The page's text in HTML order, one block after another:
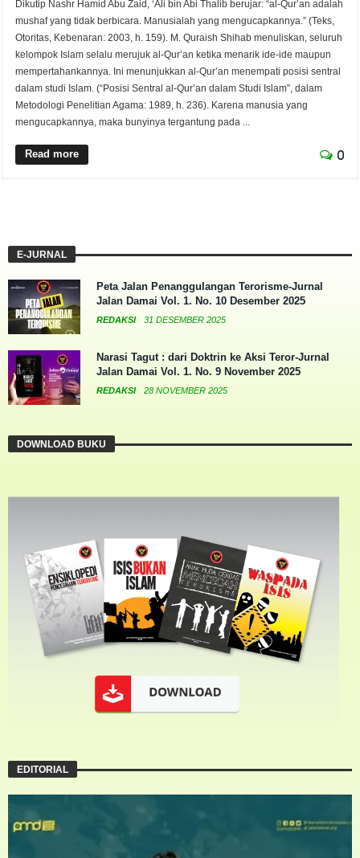
Dikutip Nashr Hamid Abu Zaid, ‘Ali bin Abi Thalib berujar: “al-Qur’an adalah
mushaf yang tidak berbicara. Manusialah yang mengucapkannya.” (Teks,
Otoritas, Kebenaran: 2003, h. 159). M. Quraish Shihab menuliskan, seluruh
kelompok Islam selalu merujuk al-Qur’an ketika menarik ide-ide maupun
mempertahankannya. Ini menunjukkan al-Qur’an menempati posisi sentral
dalam studi Islam. (“Posisi Sentral al-Qur’an dalam Studi Islam”, dalam
Metodologi Penelitian Agama: 1989, h. 236). Karena manusia yang
mengucapkannya, maka bunyinya tergantung pada ...
Read more 0
E-JURNAL
Peta Jalan Penanggulangan Terorisme-Jurnal
Jalan Damai Vol. 1. No. 10 Desember 2025
REDAKSI 31 DESEMBER 2025
Narasi Tagut : dari Doktrin ke Aksi Teror-Jurnal
Jalan Damai Vol. 1. No. 9 November 2025
REDAKSI 28 NOVEMBER 2025
DOWNLOAD BUKU
EDITORIAL